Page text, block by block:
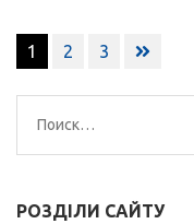
Навигация
по
записям
1 2 3
Найти:
РОЗДІЛИ САЙТУ